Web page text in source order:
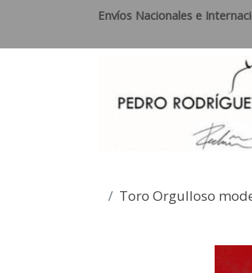
Envíos Nacionales e
Toro Orgulloso